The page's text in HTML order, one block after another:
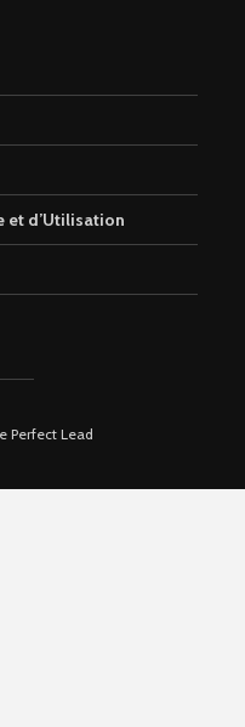
et d’Utilisation
Perfect Lead